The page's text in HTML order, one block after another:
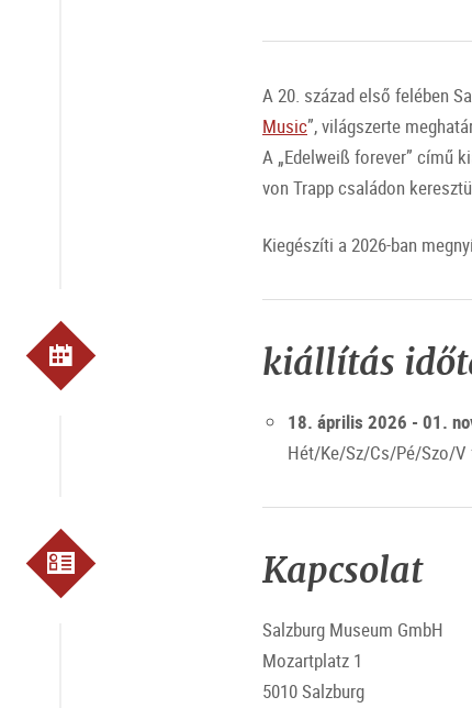
A 20. század első felében
Music”, világszerte
A „Edelweiß forever” című
von Trapp családon
Kiegészíti a 2026-ban
kiállítás
18. április 2026 - 01.
Hét/Ke/Sz/Cs/Pé/Szo/
Kapcsolat
Salzburg Museum GmbH
Mozartplatz 1
5010 Salzburg